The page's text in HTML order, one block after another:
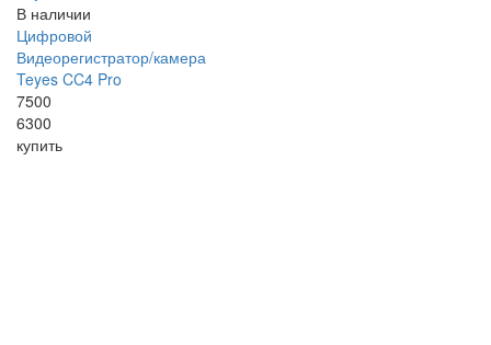
В наличии
Цифровой
Видеорегистратор/камера
Teyes CC4 Pro
7500
6300
купить